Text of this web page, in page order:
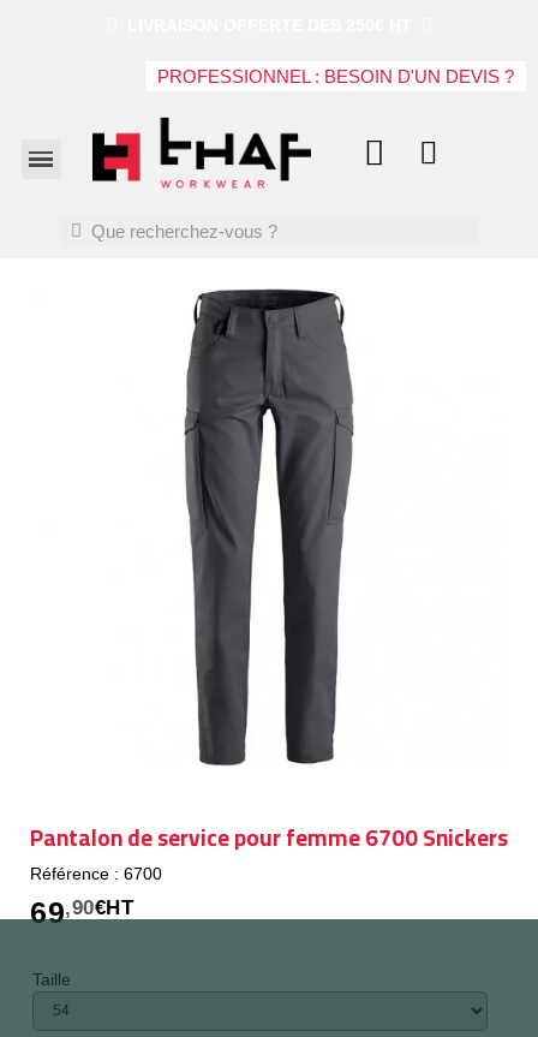
PROFESSIONNEL : BESOIN D'UN DEVIS ?
Pantalon de service pour femme 6700 Snickers
Référence : 6700
69,90€HT
Taille